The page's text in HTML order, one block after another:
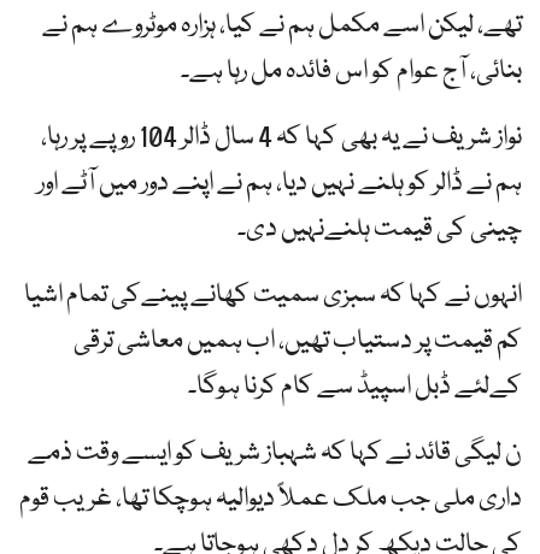
تھے، لیکن اسے مکمل ہم نے کیا، ہزارہ موٹروے ہم نے
بنائی، آج عوام کو اس فائدہ مل رہا ہے۔
نواز شریف نے یہ بھی کہا کہ 4 سال ڈالر 104 روپے پر رہا،
ہم نے ڈالر کو ہلنے نہیں دیا، ہم نے اپنے دور میں آٹے اور
چینی کی قیمت ہلنےنہیں دی۔
انہوں نے کہا کہ سبزی سمیت کھانے پینےکی تمام اشیا
کم قیمت پر دستیاب تھیں، اب ہمیں معاشی ترقی
کےلئے ڈبل اسپیڈ سے کام کرنا ہوگا۔
ن لیگی قائد نے کہا کہ شہباز شریف کو ایسے وقت ذمے
داری ملی جب ملک عملاً دیوالیہ ہوچکا تھا، غریب قوم
کی حالت دیکھ کر دل دکھی ہوجاتا ہے۔